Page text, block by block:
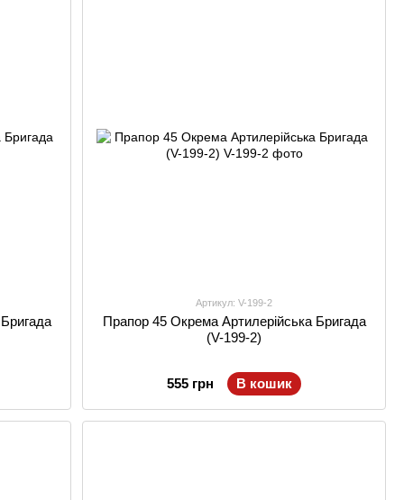
Артикул: V-199-2
Прапор 45 Окрема Артилерійська Бригада
(V-199-2)
555 грн В кошик